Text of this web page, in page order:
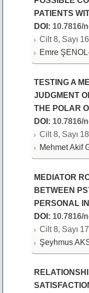
PATIENTS
DOI: 10.7816/
Cilt 8, Sayı
Emre
TESTING A
JUDGMENT
THE POLAR
DOI: 10.7816/
Cilt 8, Sayı
Mehmet Akif
MEDIATOR
BETWEEN
PERSONAL
DOI: 10.7816/
Cilt 8, Sayı
Şeyhmus